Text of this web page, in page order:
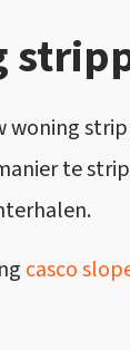
woning
te
casco